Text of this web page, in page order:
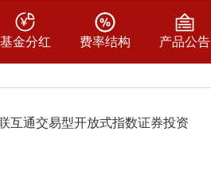
基金分红 费率结构 产品公告
互通交易型开放式指数证券投资